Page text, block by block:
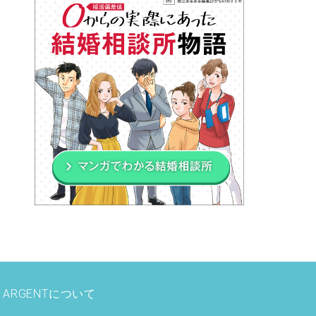
ARGENTについて